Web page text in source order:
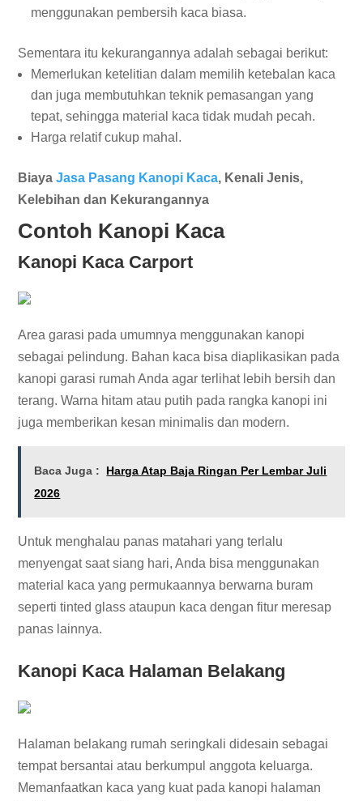
menggunakan pembersih kaca biasa.
Sementara itu kekurangannya adalah sebagai berikut:
Memerlukan ketelitian dalam memilih ketebalan kaca
dan juga membutuhkan teknik pemasangan yang
tepat, sehingga material kaca tidak mudah pecah.
Harga relatif cukup mahal.
BiayaJasa Pasang Kanopi Kaca, Kenali Jenis,
Kelebihan dan Kekurangannya
Contoh Kanopi Kaca
Kanopi Kaca Carport
Area garasi pada umumnya menggunakan kanopi
sebagai pelindung. Bahan kaca bisa diaplikasikan pada
kanopi garasi rumah Anda agar terlihat lebih bersih dan
terang. Warna hitam atau putih pada rangka kanopi ini
juga memberikan kesan minimalis dan modern.
Baca Juga :
Harga Atap Baja Ringan Per Lembar Juli
2026
Untuk menghalau panas matahari yang terlalu
menyengat saat siang hari, Anda bisa menggunakan
material kaca yang permukaannya berwarna buram
seperti tinted glass ataupun kaca dengan fitur meresap
panas lainnya.
Kanopi Kaca Halaman Belakang
Halaman belakang rumah seringkali didesain sebagai
tempat bersantai atau berkumpul anggota keluarga.
Memanfaatkan kaca yang kuat pada kanopi halaman